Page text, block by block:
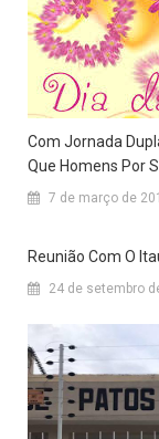
Com Jornada
Que Homens Por
7 de março de
Reunião Com O
24 de setembro